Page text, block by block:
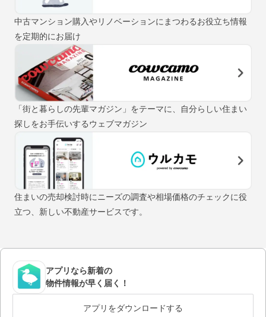
中古マンション購入やリノベーションにまつわるお役立ち情報
を定期的にお届け
「街と暮らしの先輩マガジン」をテーマに、自分らしい住まい
探しをお手伝いするウェブマガジン
住まいの売却検討時にニーズの調査や相場価格のチェックに役
立つ、新しい不動産サービスです。
アプリなら新着の
物件情報が早く届く！
アプリをダウンロードする